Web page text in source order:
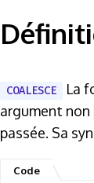
COALESCE
La
argument non
passée. Sa